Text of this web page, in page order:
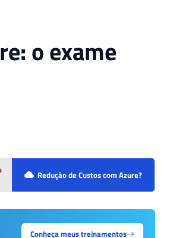
o exame
Redução de Custos com Azure?
Conheça meus treinamentos